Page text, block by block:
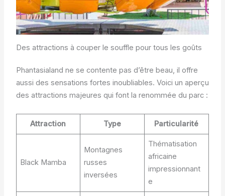
Des attractions à couper le souffle pour tous les goûts
Phantasialand ne se contente pas d’être beau, il offre
aussi des sensations fortes inoubliables. Voici un aperçu
des attractions majeures qui font la renommée du parc :
Attraction Type Particularité
Black Mamba
Montagnes
russes
inversées
Thématisation
africaine
impressionnant
e